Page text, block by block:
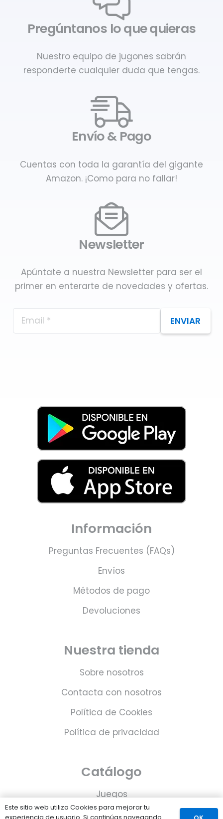
Pregúntanos lo que quieras
Nuestro equipo de jugones sabrán
responderte cualquier duda que tengas.
Envío & Pago
Cuentas con toda la garantía del gigante
Amazon. ¡Como para no fallar!
Newsletter
Apúntate a nuestra Newsletter para ser el
primer en enterarte de novedades y ofertas.
ENVIAR
Información
Preguntas Frecuentes (FAQs)
Envíos
Métodos de pago
Devoluciones
Nuestra tienda
Sobre nosotros
Contacta con nosotros
Política de Cookies
Política de privacidad
Catálogo
Juegos
Consolas
Este sitio web utiliza Cookies para mejorar tu